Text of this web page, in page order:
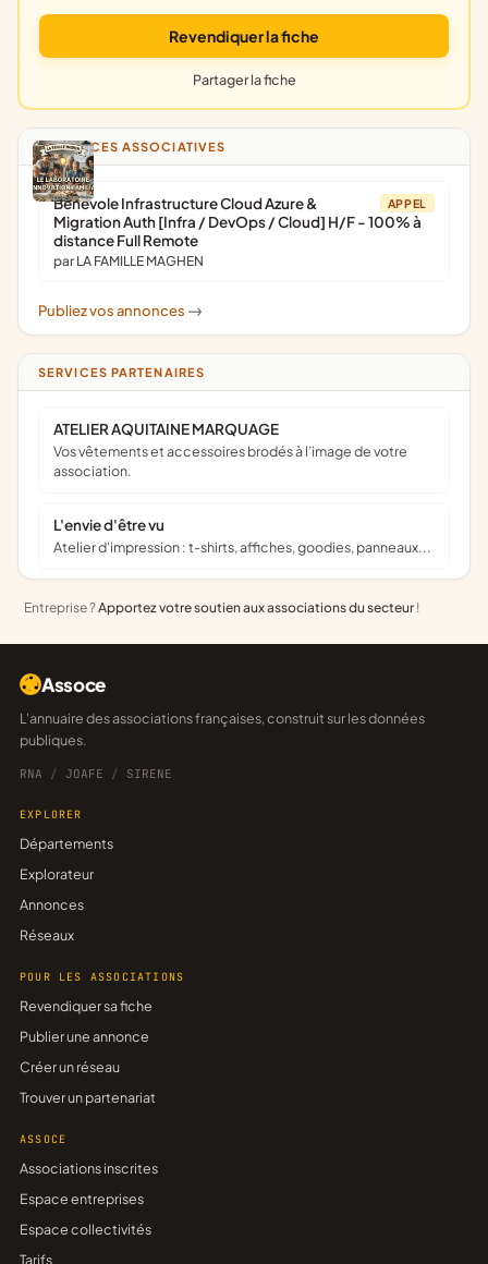
Revendiquer la fiche
Partager la fiche
ANNONCES ASSOCIATIVES
APPEL
Bénévole Infrastructure Cloud Azure &
Migration Auth [Infra / DevOps / Cloud] H/F - 100% à
distance Full Remote
par LA FAMILLE MAGHEN
Publiez vos annonces ->
SERVICES PARTENAIRES
ATELIER AQUITAINE MARQUAGE
Vos vêtements et accessoires brodés à l’image de votre
association.
L'envie d'être vu
Atelier d'impression : t-shirts, affiches, goodies, panneaux...
Entreprise ?Apportez votre soutien aux associations du secteur !
Assoce
L'annuaire des associations françaises, construit sur les données
publiques.
RNA / JOAFE / SIRENE
EXPLORER
Départements
Explorateur
Annonces
Réseaux
POUR LES ASSOCIATIONS
Revendiquer sa fiche
Publier une annonce
Créer un réseau
Trouver un partenariat
ASSOCE
Associations inscrites
Espace entreprises
Espace collectivités
Tarifs